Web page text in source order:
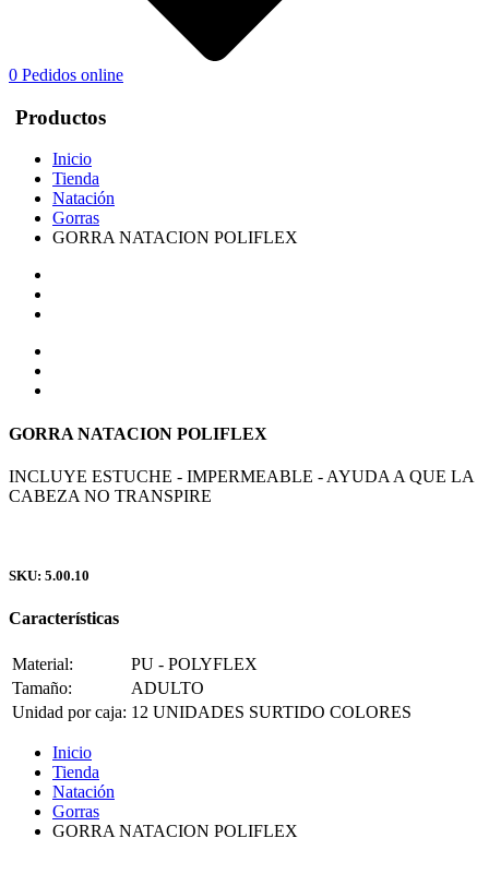
0 Pedidos online
Productos
Inicio
Tienda
Natación
Gorras
GORRA NATACION POLIFLEX
GORRA NATACION POLIFLEX
INCLUYE ESTUCHE - IMPERMEABLE - AYUDA A QUE LA
CABEZA NO TRANSPIRE
SKU: 5.00.10
Características
Material:
PU - POLYFLEX
Tamaño:
ADULTO
Unidad por caja: 12 UNIDADES SURTIDO COLORES
Inicio
Tienda
Natación
Gorras
GORRA NATACION POLIFLEX